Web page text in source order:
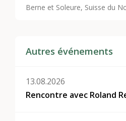
Berne et Soleure, Suisse du
Autres événements
13.08.2026
Rencontre avec Roland